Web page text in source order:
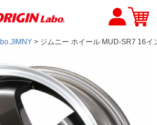
ジムニー ホイール MUD-SR7 16イ